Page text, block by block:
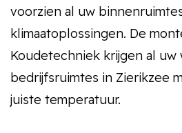
voorzien al uw
klimaatoplossingen. De
Koudetechniek krijgen al uw
bedrijfsruimtes in Zierikzee
juiste temperatuur.